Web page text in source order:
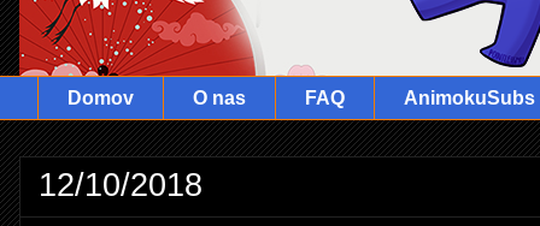
Domov O nas FAQ AnimokuSubs
12/10/2018